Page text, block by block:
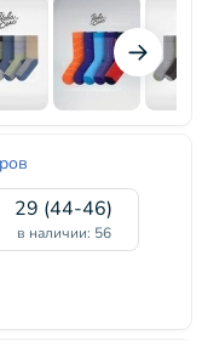
29 (44-46)
в наличии: 56